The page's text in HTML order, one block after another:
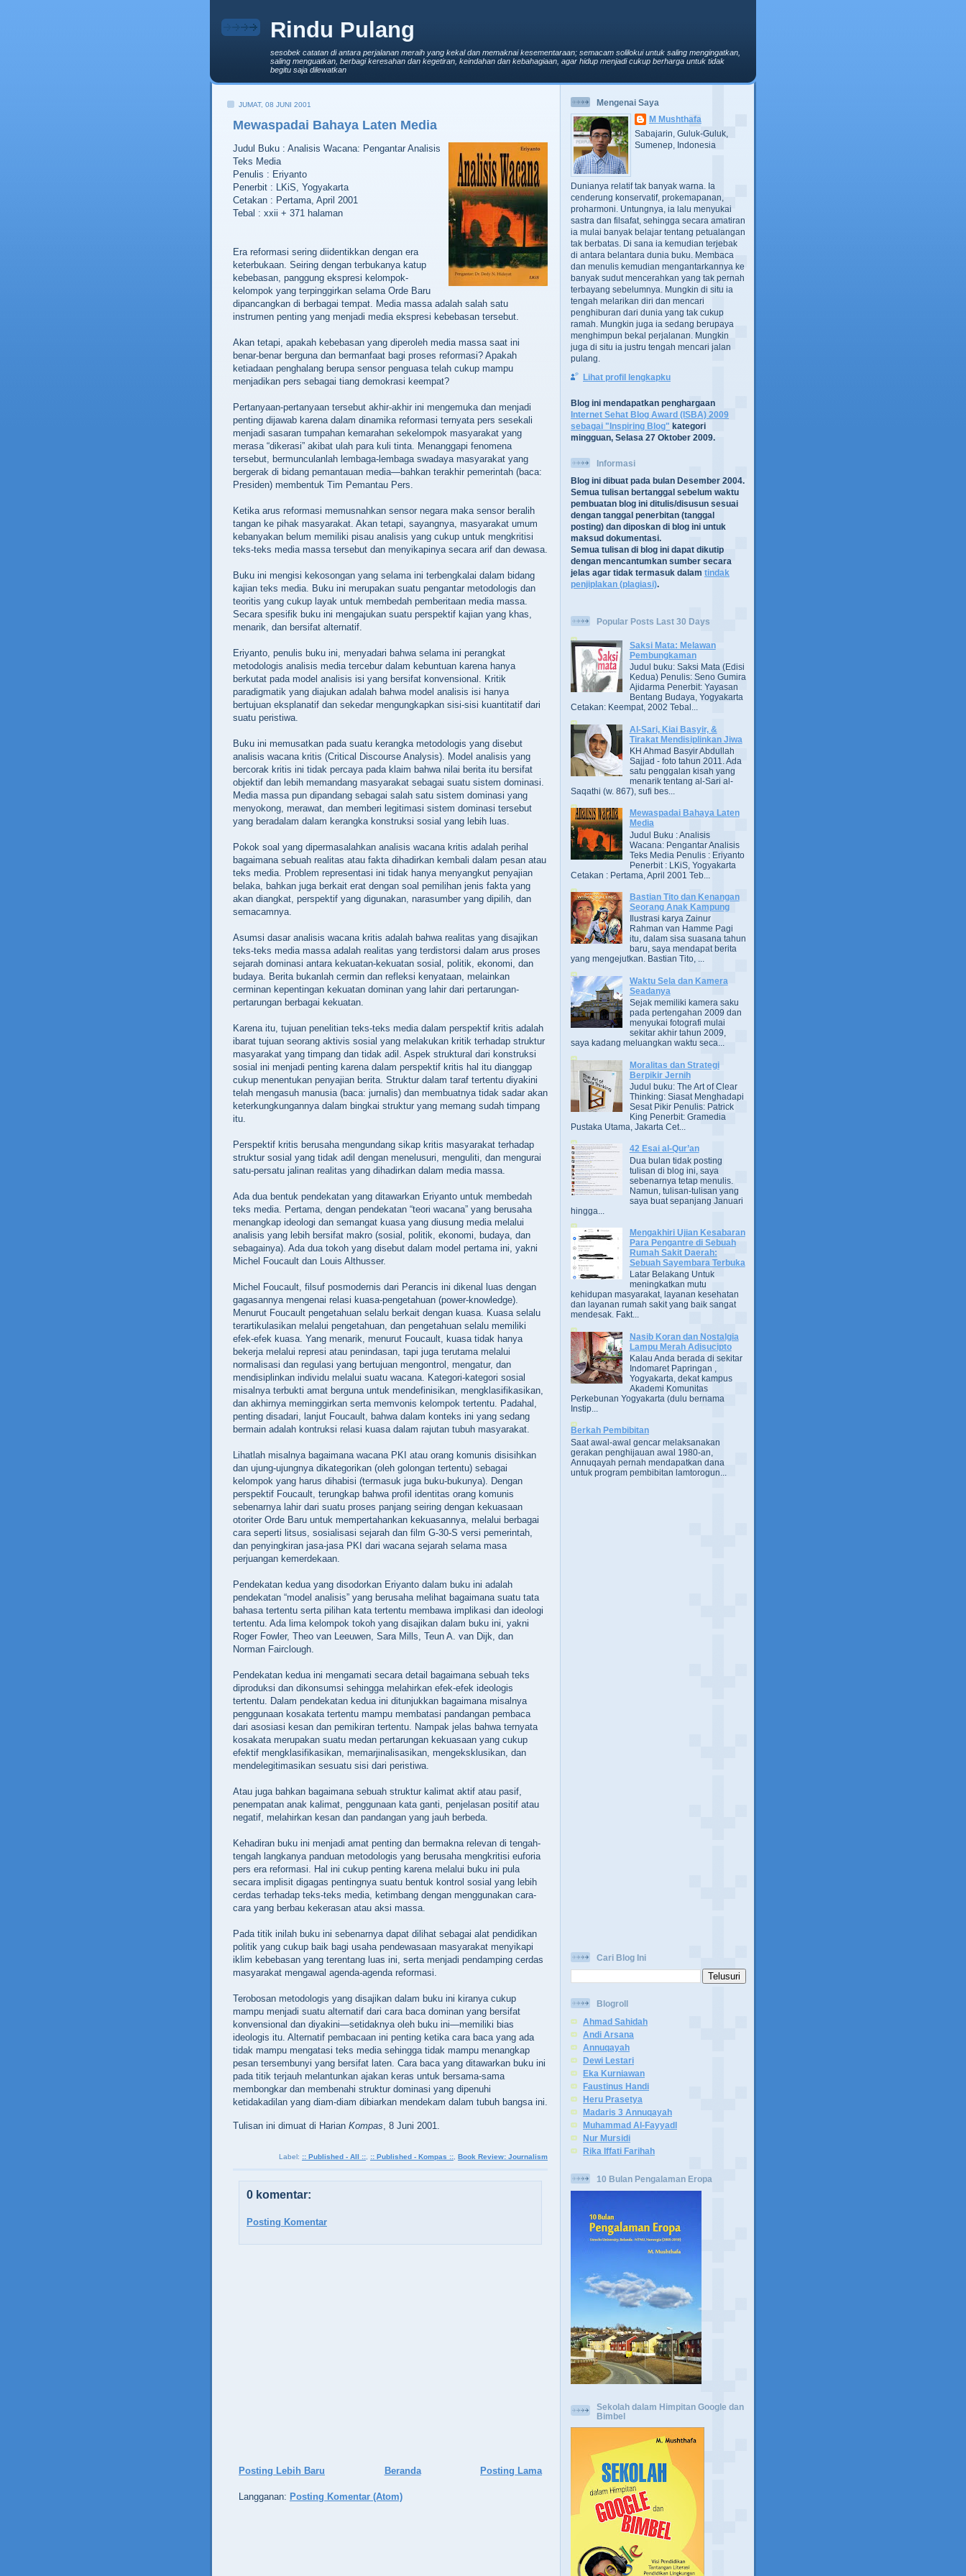
Rindu Pulang
sesobek catatan di antara perjalanan meraih yang kekal dan memaknai kesementaraan; semacam solilokui untuk saling mengingatkan,
saling menguatkan, berbagi keresahan dan kegetiran, keindahan dan kebahagiaan, agar hidup menjadi cukup berharga untuk tidak
begitu saja dilewatkan
JUMAT, 08 JUNI 2001
Mewaspadai Bahaya Laten Media
Judul Buku : Analisis Wacana: Pengantar Analisis
Teks Media
Penulis : Eriyanto
Penerbit : LKiS, Yogyakarta
Cetakan : Pertama, April 2001
Tebal : xxii + 371 halaman
Era reformasi sering diidentikkan dengan era
keterbukaan. Seiring dengan terbukanya katup
kebebasan, panggung ekspresi kelompok-
kelompok yang terpinggirkan selama Orde Baru
dipancangkan di berbagai tempat. Media massa adalah salah satu
instrumen penting yang menjadi media ekspresi kebebasan tersebut.
Akan tetapi, apakah kebebasan yang diperoleh media massa saat ini
benar-benar berguna dan bermanfaat bagi proses reformasi? Apakah
ketiadaan penghalang berupa sensor penguasa telah cukup mampu
menjadikan pers sebagai tiang demokrasi keempat?
Pertanyaan-pertanyaan tersebut akhir-akhir ini mengemuka dan menjadi
penting dijawab karena dalam dinamika reformasi ternyata pers sesekali
menjadi sasaran tumpahan kemarahan sekelompok masyarakat yang
merasa “dikerasi” akibat ulah para kuli tinta. Menanggapi fenomena
tersebut, bermunculanlah lembaga-lembaga swadaya masyarakat yang
bergerak di bidang pemantauan media—bahkan terakhir pemerintah (baca:
Presiden) membentuk Tim Pemantau Pers.
Ketika arus reformasi memusnahkan sensor negara maka sensor beralih
tangan ke pihak masyarakat. Akan tetapi, sayangnya, masyarakat umum
kebanyakan belum memiliki pisau analisis yang cukup untuk mengkritisi
teks-teks media massa tersebut dan menyikapinya secara arif dan dewasa.
Buku ini mengisi kekosongan yang selama ini terbengkalai dalam bidang
kajian teks media. Buku ini merupakan suatu pengantar metodologis dan
teoritis yang cukup layak untuk membedah pemberitaan media massa.
Secara spesifik buku ini mengajukan suatu perspektif kajian yang khas,
menarik, dan bersifat alternatif.
Eriyanto, penulis buku ini, menyadari bahwa selama ini perangkat
metodologis analisis media tercebur dalam kebuntuan karena hanya
berkutat pada model analisis isi yang bersifat konvensional. Kritik
paradigmatik yang diajukan adalah bahwa model analisis isi hanya
bertujuan eksplanatif dan sekedar mengungkapkan sisi-sisi kuantitatif dari
suatu peristiwa.
Buku ini memusatkan pada suatu kerangka metodologis yang disebut
analisis wacana kritis (Critical Discourse Analysis). Model analisis yang
bercorak kritis ini tidak percaya pada klaim bahwa nilai berita itu bersifat
objektif dan lebih memandang masyarakat sebagai suatu sistem dominasi.
Media massa pun dipandang sebagai salah satu sistem dominasi yang
menyokong, merawat, dan memberi legitimasi sistem dominasi tersebut
yang beradalam dalam kerangka konstruksi sosial yang lebih luas.
Pokok soal yang dipermasalahkan analisis wacana kritis adalah perihal
bagaimana sebuah realitas atau fakta dihadirkan kembali dalam pesan atau
teks media. Problem representasi ini tidak hanya menyangkut penyajian
belaka, bahkan juga berkait erat dengan soal pemilihan jenis fakta yang
akan diangkat, perspektif yang digunakan, narasumber yang dipilih, dan
semacamnya.
Asumsi dasar analisis wacana kritis adalah bahwa realitas yang disajikan
teks-teks media massa adalah realitas yang terdistorsi dalam arus proses
sejarah dominasi antara kekuatan-kekuatan sosial, politik, ekonomi, dan
budaya. Berita bukanlah cermin dan refleksi kenyataan, melainkan
cerminan kepentingan kekuatan dominan yang lahir dari pertarungan-
pertarungan berbagai kekuatan.
Karena itu, tujuan penelitian teks-teks media dalam perspektif kritis adalah
ibarat tujuan seorang aktivis sosial yang melakukan kritik terhadap struktur
masyarakat yang timpang dan tidak adil. Aspek struktural dari konstruksi
sosial ini menjadi penting karena dalam perspektif kritis hal itu dianggap
cukup menentukan penyajian berita. Struktur dalam taraf tertentu diyakini
telah mengasuh manusia (baca: jurnalis) dan membuatnya tidak sadar akan
keterkungkungannya dalam bingkai struktur yang memang sudah timpang
itu.
Perspektif kritis berusaha mengundang sikap kritis masyarakat terhadap
struktur sosial yang tidak adil dengan menelusuri, menguliti, dan mengurai
satu-persatu jalinan realitas yang dihadirkan dalam media massa.
Ada dua bentuk pendekatan yang ditawarkan Eriyanto untuk membedah
teks media. Pertama, dengan pendekatan “teori wacana” yang berusaha
menangkap ideologi dan semangat kuasa yang diusung media melalui
analisis yang lebih bersifat makro (sosial, politik, ekonomi, budaya, dan
sebagainya). Ada dua tokoh yang disebut dalam model pertama ini, yakni
Michel Foucault dan Louis Althusser.
Michel Foucault, filsuf posmodernis dari Perancis ini dikenal luas dengan
gagasannya mengenai relasi kuasa-pengetahuan (power-knowledge).
Menurut Foucault pengetahuan selalu berkait dengan kuasa. Kuasa selalu
terartikulasikan melalui pengetahuan, dan pengetahuan selalu memiliki
efek-efek kuasa. Yang menarik, menurut Foucault, kuasa tidak hanya
bekerja melalui represi atau penindasan, tapi juga terutama melalui
normalisasi dan regulasi yang bertujuan mengontrol, mengatur, dan
mendisiplinkan individu melalui suatu wacana. Kategori-kategori sosial
misalnya terbukti amat berguna untuk mendefinisikan, mengklasifikasikan,
dan akhirnya meminggirkan serta memvonis kelompok tertentu. Padahal,
penting disadari, lanjut Foucault, bahwa dalam konteks ini yang sedang
bermain adalah kontruksi relasi kuasa dalam rajutan tubuh masyarakat.
Lihatlah misalnya bagaimana wacana PKI atau orang komunis disisihkan
dan ujung-ujungnya dikategorikan (oleh golongan tertentu) sebagai
kelompok yang harus dihabisi (termasuk juga buku-bukunya). Dengan
perspektif Foucault, terungkap bahwa profil identitas orang komunis
sebenarnya lahir dari suatu proses panjang seiring dengan kekuasaan
otoriter Orde Baru untuk mempertahankan kekuasannya, melalui berbagai
cara seperti litsus, sosialisasi sejarah dan film G-30-S versi pemerintah,
dan penyingkiran jasa-jasa PKI dari wacana sejarah selama masa
perjuangan kemerdekaan.
Pendekatan kedua yang disodorkan Eriyanto dalam buku ini adalah
pendekatan “model analisis” yang berusaha melihat bagaimana suatu tata
bahasa tertentu serta pilihan kata tertentu membawa implikasi dan ideologi
tertentu. Ada lima kelompok tokoh yang disajikan dalam buku ini, yakni
Roger Fowler, Theo van Leeuwen, Sara Mills, Teun A. van Dijk, dan
Norman Fairclough.
Pendekatan kedua ini mengamati secara detail bagaimana sebuah teks
diproduksi dan dikonsumsi sehingga melahirkan efek-efek ideologis
tertentu. Dalam pendekatan kedua ini ditunjukkan bagaimana misalnya
penggunaan kosakata tertentu mampu membatasi pandangan pembaca
dari asosiasi kesan dan pemikiran tertentu. Nampak jelas bahwa ternyata
kosakata merupakan suatu medan pertarungan kekuasaan yang cukup
efektif mengklasifikasikan, memarjinalisasikan, mengeksklusikan, dan
mendelegitimasikan sesuatu sisi dari peristiwa.
Atau juga bahkan bagaimana sebuah struktur kalimat aktif atau pasif,
penempatan anak kalimat, penggunaan kata ganti, penjelasan positif atau
negatif, melahirkan kesan dan pandangan yang jauh berbeda.
Kehadiran buku ini menjadi amat penting dan bermakna relevan di tengah-
tengah langkanya panduan metodologis yang berusaha mengkritisi euforia
pers era reformasi. Hal ini cukup penting karena melalui buku ini pula
secara implisit digagas pentingnya suatu bentuk kontrol sosial yang lebih
cerdas terhadap teks-teks media, ketimbang dengan menggunakan cara-
cara yang berbau kekerasan atau aksi massa.
Pada titik inilah buku ini sebenarnya dapat dilihat sebagai alat pendidikan
politik yang cukup baik bagi usaha pendewasaan masyarakat menyikapi
iklim kebebasan yang terentang luas ini, serta menjadi pendamping cerdas
masyarakat mengawal agenda-agenda reformasi.
Terobosan metodologis yang disajikan dalam buku ini kiranya cukup
mampu menjadi suatu alternatif dari cara baca dominan yang bersifat
konvensional dan diyakini—setidaknya oleh buku ini—memiliki bias
ideologis itu. Alternatif pembacaan ini penting ketika cara baca yang ada
tidak mampu mengatasi teks media sehingga tidak mampu menangkap
pesan tersembunyi yang bersifat laten. Cara baca yang ditawarkan buku ini
pada titik terjauh melantunkan ajakan keras untuk bersama-sama
membongkar dan membenahi struktur dominasi yang dipenuhi
ketidakadilan yang diam-diam dibiarkan mendekam dalam tubuh bangsa ini.
Tulisan ini dimuat di Harian Kompas, 8 Juni 2001.
Label: :: Published - All ::, :: Published - Kompas ::, Book Review: Journalism
0 komentar:
Posting Komentar
Posting Lebih Baru Posting Lama
Beranda
Langganan: Posting Komentar (Atom)
Mengenai Saya
M Mushthafa
Sabajarin, Guluk-Guluk,
Sumenep, Indonesia
Dunianya relatif tak banyak warna. Ia
cenderung konservatif, prokemapanan,
proharmoni. Untungnya, ia lalu menyukai
sastra dan filsafat, sehingga secara amatiran
ia mulai banyak belajar tentang petualangan
tak berbatas. Di sana ia kemudian terjebak
di antara belantara dunia buku. Membaca
dan menulis kemudian mengantarkannya ke
banyak sudut mencerahkan yang tak pernah
terbayang sebelumnya. Mungkin di situ ia
tengah melarikan diri dan mencari
penghiburan dari dunia yang tak cukup
ramah. Mungkin juga ia sedang berupaya
menghimpun bekal perjalanan. Mungkin
juga di situ ia justru tengah mencari jalan
pulang.
Lihat profil lengkapku
Blog ini mendapatkan penghargaan
Internet Sehat Blog Award (ISBA) 2009
sebagai "Inspiring Blog" kategori
mingguan, Selasa 27 Oktober 2009.
Informasi
Blog ini dibuat pada bulan Desember 2004.
Semua tulisan bertanggal sebelum waktu
pembuatan blog ini ditulis/disusun sesuai
dengan tanggal penerbitan (tanggal
posting) dan diposkan di blog ini untuk
maksud dokumentasi.
Semua tulisan di blog ini dapat dikutip
dengan mencantumkan sumber secara
jelas agar tidak termasuk dalam tindak
penjiplakan (plagiasi).
Popular Posts Last 30 Days
Saksi Mata: Melawan
Pembungkaman
Judul buku: Saksi Mata (Edisi
Kedua) Penulis: Seno Gumira
Ajidarma Penerbit: Yayasan
Bentang Budaya, Yogyakarta
Cetakan: Keempat, 2002 Tebal...
Al-Sari, Kiai Basyir, &
Tirakat Mendisiplinkan Jiwa
KH Ahmad Basyir Abdullah
Sajjad - foto tahun 2011. Ada
satu penggalan kisah yang
menarik tentang al-Sari al-
Saqathi (w. 867), sufi bes...
Mewaspadai Bahaya Laten
Media
Judul Buku : Analisis
Wacana: Pengantar Analisis
Teks Media Penulis : Eriyanto
Penerbit : LKiS, Yogyakarta
Cetakan : Pertama, April 2001 Teb...
Bastian Tito dan Kenangan
Seorang Anak Kampung
Ilustrasi karya Zainur
Rahman van Hamme Pagi
itu, dalam sisa suasana tahun
baru, saya mendapat berita
yang mengejutkan. Bastian Tito, ...
Waktu Sela dan Kamera
Seadanya
Sejak memiliki kamera saku
pada pertengahan 2009 dan
menyukai fotografi mulai
sekitar akhir tahun 2009,
saya kadang meluangkan waktu seca...
Moralitas dan Strategi
Berpikir Jernih
Judul buku: The Art of Clear
Thinking: Siasat Menghadapi
Sesat Pikir Penulis: Patrick
King Penerbit: Gramedia
Pustaka Utama, Jakarta Cet...
42 Esai al-Qur’an
Dua bulan tidak posting
tulisan di blog ini, saya
sebenarnya tetap menulis.
Namun, tulisan-tulisan yang
saya buat sepanjang Januari
hingga...
Mengakhiri Ujian Kesabaran
Para Pengantre di Sebuah
Rumah Sakit Daerah:
Sebuah Sayembara Terbuka
Latar Belakang Untuk
meningkatkan mutu
kehidupan masyarakat, layanan kesehatan
dan layanan rumah sakit yang baik sangat
mendesak. Fakt...
Nasib Koran dan Nostalgia
Lampu Merah Adisucipto
Kalau Anda berada di sekitar
Indomaret Papringan ,
Yogyakarta, dekat kampus
Akademi Komunitas
Perkebunan Yogyakarta (dulu bernama
Instip...
Berkah Pembibitan
Saat awal-awal gencar melaksanakan
gerakan penghijauan awal 1980-an,
Annuqayah pernah mendapatkan dana
untuk program pembibitan lamtorogun...
Cari Blog Ini
Blogroll
Ahmad Sahidah
Andi Arsana
Annuqayah
Dewi Lestari
Eka Kurniawan
Faustinus Handi
Heru Prasetya
Madaris 3 Annuqayah
Muhammad Al-Fayyadl
Nur Mursidi
Rika Iffati Farihah
10 Bulan Pengalaman Eropa
Sekolah dalam Himpitan Google dan
Bimbel